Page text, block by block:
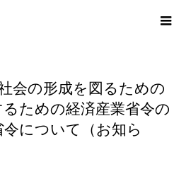
保護中: デジタル社会の形成を図るための規制改革を
会の形成を図るための
ための経済産業省令の
について（お知ら